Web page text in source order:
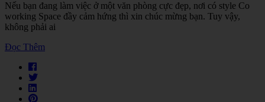
Nếu bạn đang làm việc ở một văn phòng cực đẹp, nơi có style Co
working Space đầy cảm hứng thì xin chúc mừng bạn. Tuy vậy,
không phải ai
Đọc Thêm